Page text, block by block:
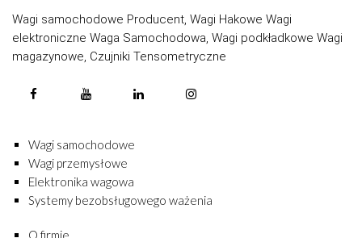
Wagi samochodowe Producent, Wagi Hakowe Wagi
elektroniczne Waga Samochodowa, Wagi podkładkowe Wagi
magazynowe, Czujniki Tensometryczne
Wagi samochodowe
Wagi przemysłowe
Elektronika wagowa
Systemy bezobsługowego ważenia
O firmie